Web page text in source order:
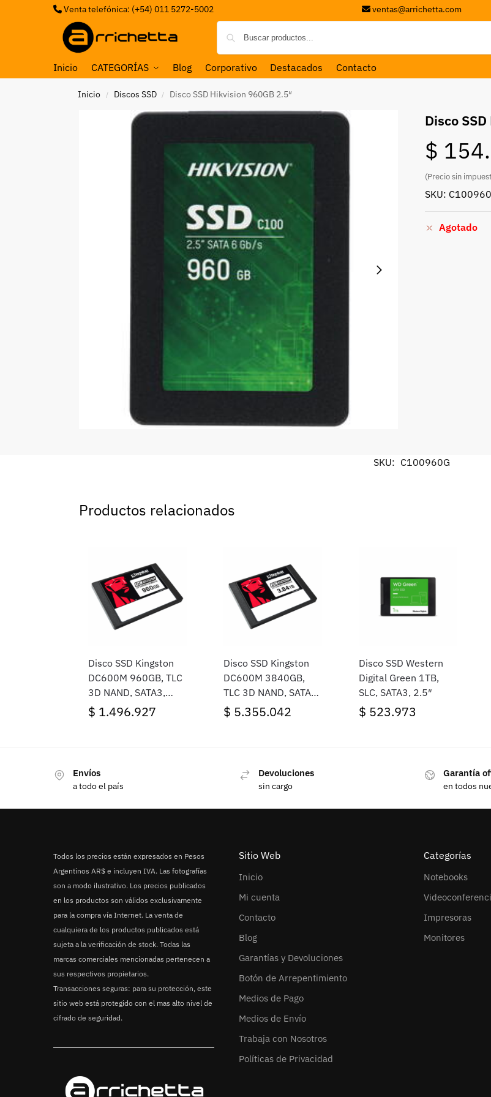
Venta telefónica: (+54) 011 5272-5002 ventas@arrichetta.com
Inicio CATEGORÍAS Blog Corporativo Destacados Contacto
Inicio / Discos SSD / Disco SSD Hikvision 960GB 2.5″
Disco
$
(Precio sin
SKU:
Agotado
SKU: C100960G
Productos relacionados
Disco SSD Kingston
DC600M 960GB, TLC
3D NAND, SATA3,
2.5″
$ 1.496.927
Disco SSD Kingston
DC600M 3840GB,
TLC 3D NAND, SATA3,
2.5″
$ 5.355.042
Disco SSD Western
Digital Green 1TB,
SLC, SATA3, 2.5″
$ 523.973
Envíos
a todo el país
Devoluciones
sin cargo
Garantía
en todos
Todos los precios están expresados en Pesos
Argentinos AR$ e incluyen IVA. Las fotografías
son a modo ilustrativo. Los precios publicados
en los productos son válidos exclusivamente
para la compra vía Internet. La venta de
cualquiera de los productos publicados está
sujeta a la verificación de stock. Todas las
marcas comerciales mencionadas pertenecen a
sus respectivos propietarios.
Transacciones seguras: para su protección, este
sitio web está protegido con el mas alto nivel de
cifrado de seguridad.
Sitio Web
Inicio
Mi cuenta
Contacto
Blog
Garantías y Devoluciones
Botón de Arrepentimiento
Medios de Pago
Medios de Envío
Trabaja con Nosotros
Políticas de Privacidad
Categorías
Notebooks
Impresoras
Monitores